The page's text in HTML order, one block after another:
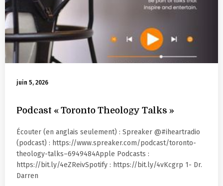
juin 5, 2026
Podcast « Toronto Theology Talks »
Écouter (en anglais seulement) : Spreaker @#iheartradio
(podcast) : https://www.spreaker.com/podcast/toronto-
theology-talks–6949484Apple Podcasts :
https://bit.ly/4eZReivSpotify : https://bit.ly/4vKcgrp 1- Dr.
Darren